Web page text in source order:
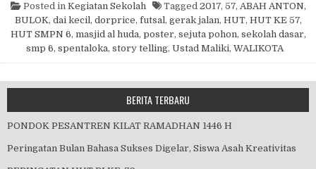
Posted in Kegiatan Sekolah Tagged 2017, 57, ABAH ANTON,
BULOK, dai kecil, dorprice, futsal, gerak jalan, HUT, HUT KE 57,
HUT SMPN 6, masjid al huda, poster, sejuta pohon, sekolah dasar,
smp 6, spentaloka, story telling, Ustad Maliki, WALIKOTA
BERITA TERBARU
PONDOK PESANTREN KILAT RAMADHAN 1446 H
Peringatan Bulan Bahasa Sukses Digelar, Siswa Asah Kreativitas